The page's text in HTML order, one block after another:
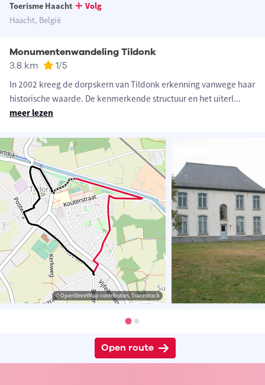
Toerisme Haacht
Volg
Haacht, België
Monumentenwandeling Tildonk
3.8 km 1/5
In 2002 kreeg de dorpskern van Tildonk erkenning vanwege haar
historische waarde. De kenmerkende structuur en het uiterl...
meer lezen
© OpenStreetMap contributors, Tracestrack
Open route